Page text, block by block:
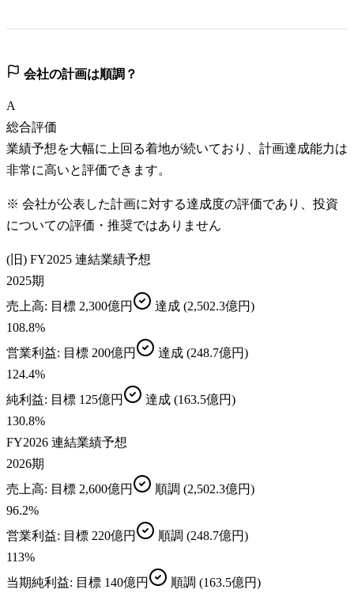
会社の計画は順調？
A
総合評価
業績予想を大幅に上回る着地が続いており、計画達成能力は
非常に高いと評価できます。
※ 会社が公表した計画に対する達成度の評価であり、投資
についての評価・推奨ではありません
(旧) FY2025 連結業績予想
2025期
売上高: 目標 2,300億円 達成 (2,502.3億円)
108.8%
営業利益: 目標 200億円 達成 (248.7億円)
124.4%
純利益: 目標 125億円 達成 (163.5億円)
130.8%
FY2026 連結業績予想
2026期
売上高: 目標 2,600億円 順調 (2,502.3億円)
96.2%
営業利益: 目標 220億円 順調 (248.7億円)
113%
当期純利益: 目標 140億円 順調 (163.5億円)